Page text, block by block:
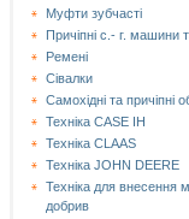
Муфти зубчасті
Причіпні с.- г. машини
Ремені
Сівалки
Самохідні та причіпні
Техніка CASE IH
Техніка CLAAS
Техніка JOHN DEERE
Техніка для внесення
добрив